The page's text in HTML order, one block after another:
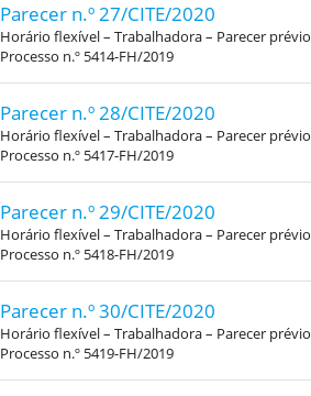
Parecer n.º 27/CITE/2020
Horário flexível – Trabalhadora – Parecer prévio
Processo n.º 5414-FH/2019
Parecer n.º 28/CITE/2020
Horário flexível – Trabalhadora – Parecer prévio
Processo n.º 5417-FH/2019
Parecer n.º 29/CITE/2020
Horário flexível – Trabalhadora – Parecer prévio
Processo n.º 5418-FH/2019
Parecer n.º 30/CITE/2020
Horário flexível – Trabalhadora – Parecer prévio
Processo n.º 5419-FH/2019